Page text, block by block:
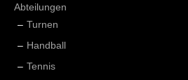
Abteilungen
Turnen
Handball
Tennis